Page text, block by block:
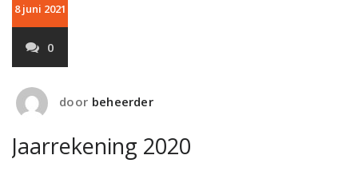
8 juni 2021
0
door beheerder
Jaarrekening 2020